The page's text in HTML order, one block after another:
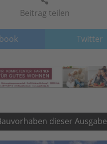
Beitrag teilen
Twitter
dieser Ausgabe